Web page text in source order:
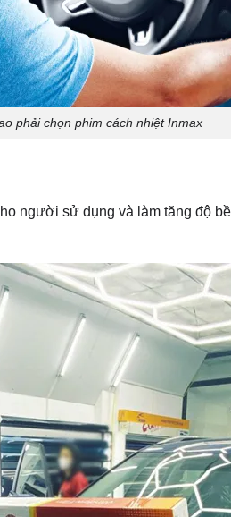
phải chọn phim cách nhiệt Inmax
người sử dụng và làm tăng độ